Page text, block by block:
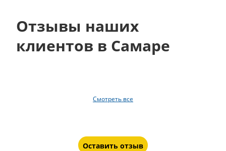
Отзывы наших
клиентов в Самаре
Смотреть все
Оставить отзыв